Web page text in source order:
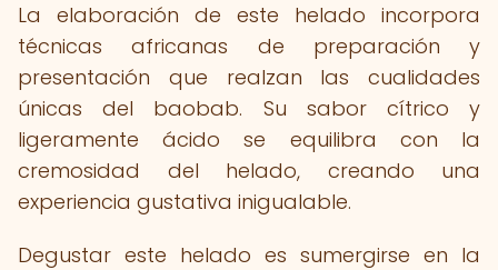
La elaboración de este helado incorpora
técnicas africanas de preparación y
presentación que realzan las cualidades
únicas del baobab. Su sabor cítrico y
ligeramente ácido se equilibra con la
cremosidad del helado, creando una
experiencia gustativa inigualable.
Degustar este helado es sumergirse en la